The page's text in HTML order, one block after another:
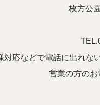
枚方公
対応などで電話に出れな
営業の方のお